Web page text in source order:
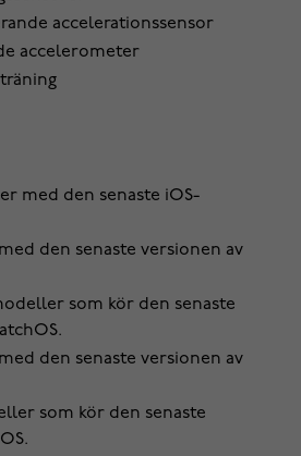
accelerationssensor
accelerometer
med den senaste iOS-
den senaste versionen av
som kör den senaste
den senaste versionen av
som kör den senaste